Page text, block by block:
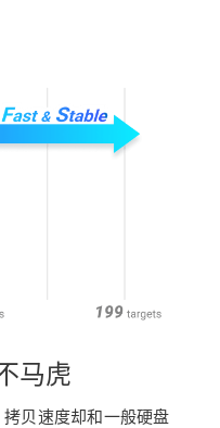
马虎
贝速度却和一般硬盘